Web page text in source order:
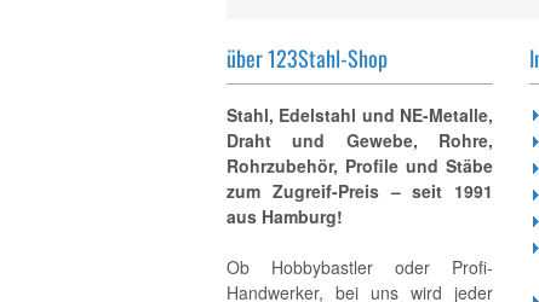
über 123Stahl-Shop
Stahl, Edelstahl und NE-Metalle,
Draht und Gewebe, Rohre,
Rohrzubehör, Profile und Stäbe
zum Zugreif-Preis – seit 1991
aus Hamburg!
Ob Hobbybastler oder Profi-
Handwerker, bei uns wird jeder